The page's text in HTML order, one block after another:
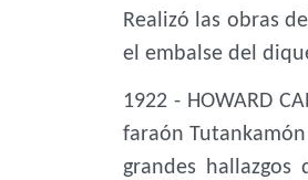
Realizó las obras
el embalse del
1922 - HOWARD
faraón
grandes